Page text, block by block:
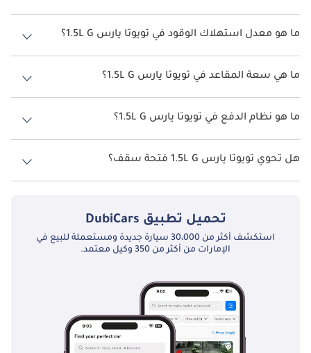
سعر تويوتا يارس 1.5L G هو درهم 74,900.
ما هو معدل استهلاك الوقود في تويوتا يارس 1.5L G؟
يبلغ معدل استهلاك الوقود المقترح من الشركة المصنعة لسيارة تويوتا
يارس 2026 من 17 كم/ليتر.
ما هي سعة المقاعد في تويوتا يارس 1.5L G؟
تتسع تويوتا يارس 1.5L G لأ 5 أشخاص.
ما هو نظام الدفع في تويوتا يارس 1.5L G؟
نظام الدفع في تويوتا يارس Front Wheel Drive 1.5L G.
هل تحوي تويوتا يارس 1.5L G فتحة سقف؟
نعم توفر تويوتا يارس 1.5L G فتحة السقف كخيار.
تحميل تطبيق DubiCars
استكشف أكثر من 30،000 سيارة جديدة ومستعملة للبيع في
الإمارات من أكثر من 350 وكيل معتمد.